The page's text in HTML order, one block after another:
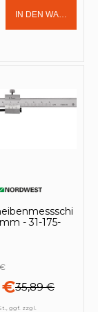
Anzahl:
IN DEN
- 31-175-
€35,89 €
ggf. zzgl.